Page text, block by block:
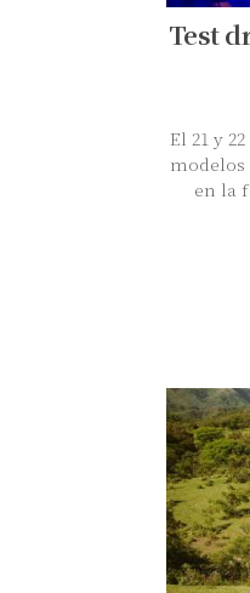
Test
El 21 y
modelos
en la